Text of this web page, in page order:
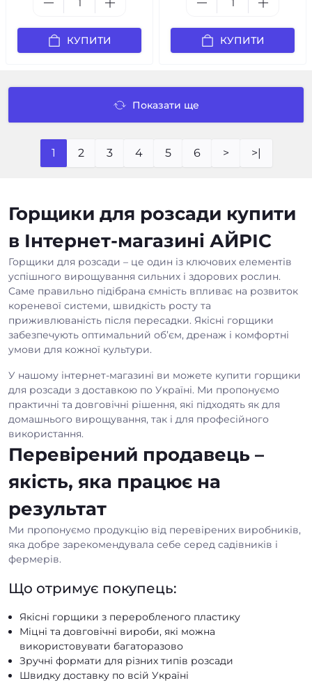
КУПИТИ КУПИТИ
Показати ще
1 2 3 4 5 6 > >|
Горщики для розсади купити
в Інтернет-магазині АЙРІС
Горщики для розсади – це один із ключових елементів
успішного вирощування сильних і здорових рослин.
Саме правильно підібрана ємність впливає на розвиток
кореневої системи, швидкість росту та
приживлюваність після пересадки. Якісні горщики
забезпечують оптимальний об’єм, дренаж і комфортні
умови для кожної культури.
У нашому інтернет-магазині ви можете купити горщики
для розсади з доставкою по Україні. Ми пропонуємо
практичні та довговічні рішення, які підходять як для
домашнього вирощування, так і для професійного
використання.
Перевірений продавець –
якість, яка працює на
результат
Ми пропонуємо продукцію від перевірених виробників,
яка добре зарекомендувала себе серед садівників і
фермерів.
Що отримує покупець:
Якісні горщики з переробленого пластику
Міцні та довговічні вироби, які можна
використовувати багаторазово
Зручні формати для різних типів розсади
Швидку доставку по всій Україні